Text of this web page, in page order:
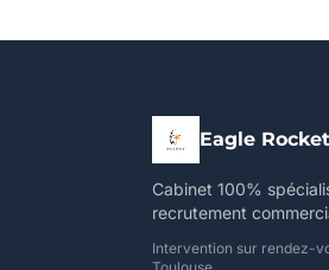
Eagle Rocket
Cabinet 100%
recrutement
Intervention sur rendez-